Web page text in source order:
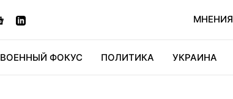
МНЕНИЯ
ВОЕННЫЙ ФОКУС ПОЛИТИКА УКРАИНА